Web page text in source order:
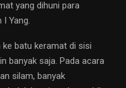
yang dihuni para
I Yang.
batu keramat di sisi
banyak saja. Pada acara
silam, banyak